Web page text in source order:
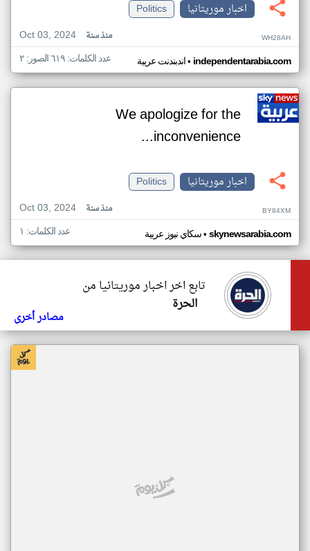
اخبار موريتانيا
Politics
Oct 03, 2024
منذ سنة WH28AH
اندبندنت عربية• independentarabia.com عدد الكلمات: ٦١٩ الصور: ٢
We apologize for the
inconvenience...
اخبار موريتانيا
Politics
Oct 03, 2024
منذ سنة BY84XM
سكاي نيوز عربية• skynewsarabia.com عدد الكلمات: ١
تابع اخر اخبار موريتانيا من
الحرة
مصادر أخرى